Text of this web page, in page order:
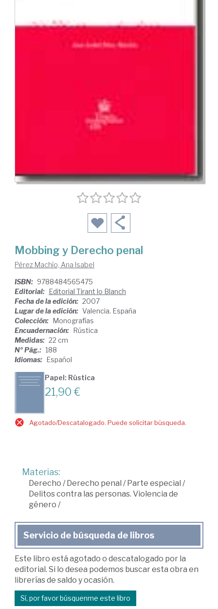
Mobbing y Derecho penal
Pérez Machío, Ana Isabel
ISBN: 9788484565475
Editorial: Editorial Tirant lo Blanch
Fecha de la edición: 2007
Lugar de la edición: Valencia. España
Colección: Monografías
Encuadernación: Rústica
Medidas: 22 cm
Nº Pág.: 188
Idiomas: Español
Papel: Rústica
21,90 €
Agotado/Descatalogado. Puede solicitar búsqueda.
Materias:
Derecho /Derecho penal /Parte especial /
Delitos contra las personas. Violencia de
género /
Servicio de búsqueda de libros
Este libro está agotado o descatalogado por la
editorial. Si lo desea podemos buscar esta obra en
librerías de saldo y ocasión.
Sí, por favor búsquenme este libro